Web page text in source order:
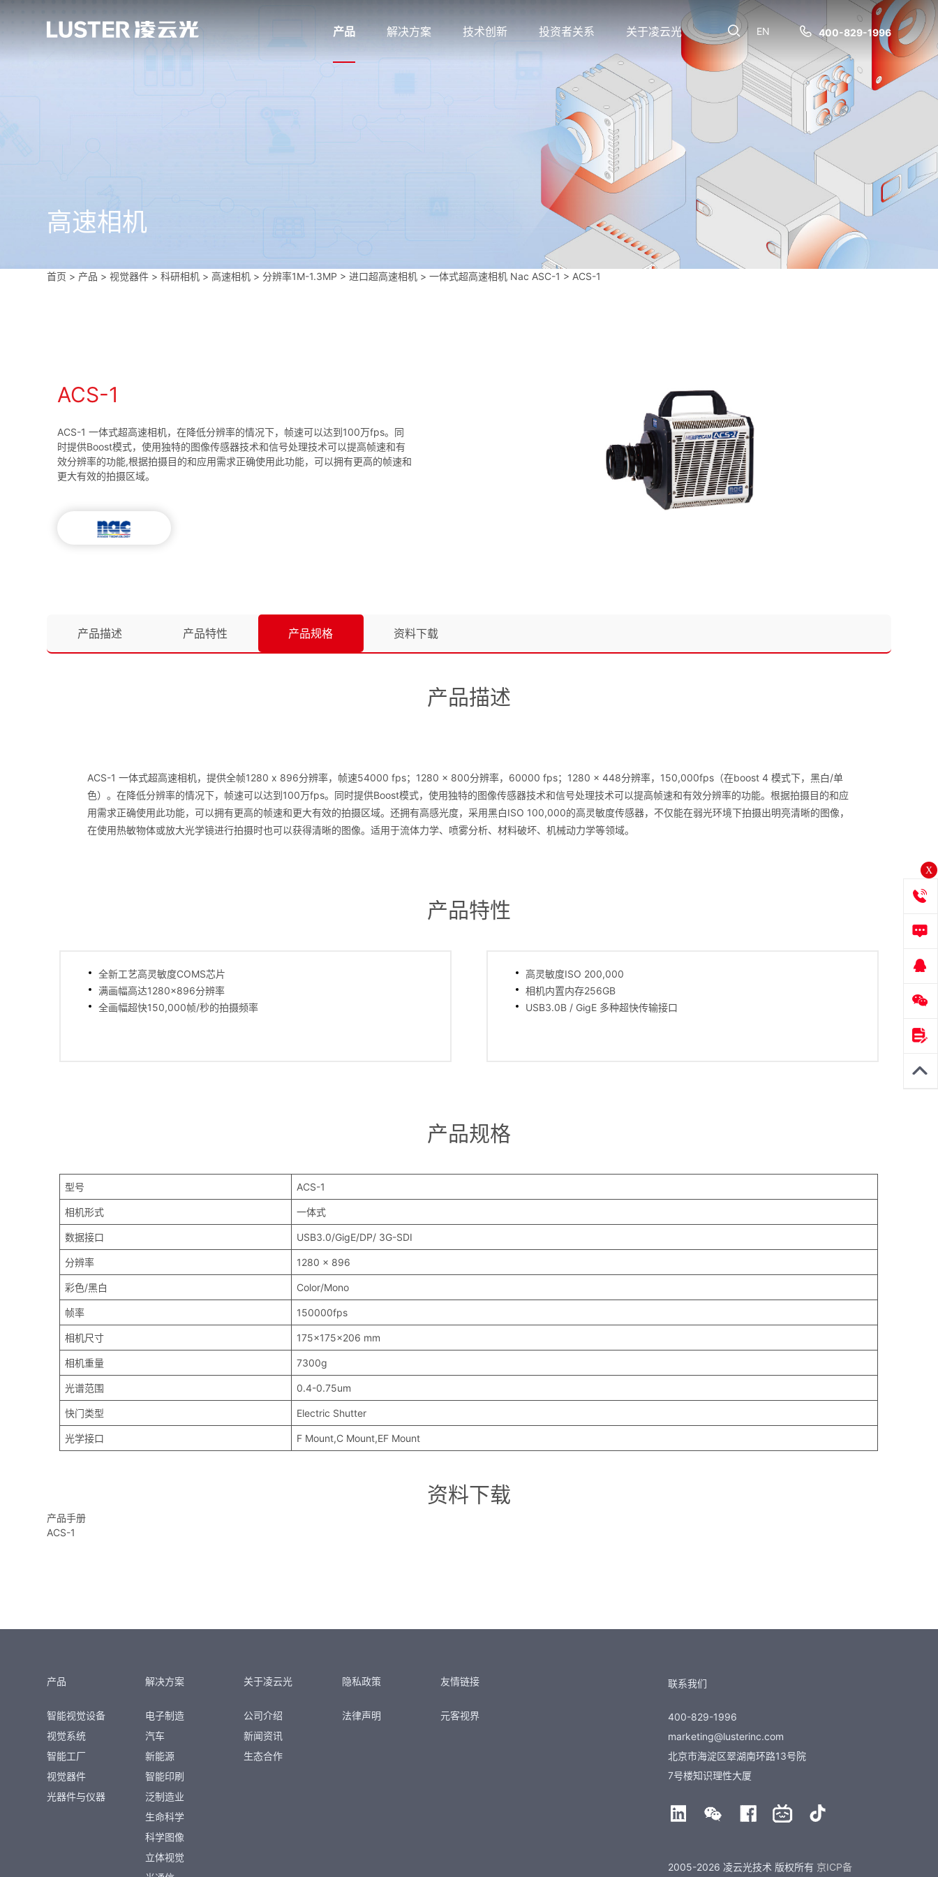
400-829-1996
EN
产品 解决方案 技术创新 投资者关系 关于凌云光
高速相机
首页 > 产品 > 视觉器件 >科研相机 >高速相机 >分辨率1M-1.3MP >进口超高速相机 >一体式超高速相机 Nac ASC-1 > ACS-1
ACS-1
ACS-1 一体式超高速相机，在降低分辨率的情况下，帧速可以达到100万fps。同
时提供Boost模式，使用独特的图像传感器技术和信号处理技术可以提高帧速和有
效分辨率的功能,根据拍摄目的和应用需求正确使用此功能，可以拥有更高的帧速和
更大有效的拍摄区域。
产品描述 产品特性 产品规格 资料下载
产品描述
ACS-1 一体式超高速相机，提供全帧1280 x 896分辨率，帧速54000 fps；1280 x 800分辨率，60000 fps；1280 x 448分辨率，150,000fps（在boost 4 模式下，黑白/单
色）。在降低分辨率的情况下，帧速可以达到100万fps。同时提供Boost模式，使用独特的图像传感器技术和信号处理技术可以提高帧速和有效分辨率的功能。根据拍摄目的和应
用需求正确使用此功能，可以拥有更高的帧速和更大有效的拍摄区域。还拥有高感光度，采用黑白ISO 100,000的高灵敏度传感器，不仅能在弱光环境下拍摄出明亮清晰的图像，
在使用热敏物体或放大光学镜进行拍摄时也可以获得清晰的图像。适用于流体力学、喷雾分析、材料破坏、机械动力学等领域。
产品特性
全新工艺高灵敏度COMS芯片
满画幅高达1280×896分辨率
全画幅超快150,000帧/秒的拍摄频率
高灵敏度ISO 200,000
相机内置内存256GB
USB3.0B / GigE 多种超快传输接口
产品规格
型号 ACS-1
相机形式 一体式
数据接口 USB3.0/GigE/DP/ 3G-SDI
分辨率 1280 x 896
彩色/黑白 Color/Mono
帧率 150000fps
相机尺寸 175x175x206 mm
相机重量 7300g
光谱范围 0.4-0.75um
快门类型 Electric Shutter
光学接口 F Mount,C Mount,EF Mount
资料下载
产品手册
ACS-1
产品
智能视觉设备
视觉系统
智能工厂
视觉器件
光器件与仪器
解决方案
电子制造
汽车
新能源
智能印刷
泛制造业
生命科学
科学图像
立体视觉
关于凌云光
公司介绍
新闻资讯
生态合作
隐私政策
法律声明
友情链接
元客视界
联系我们
400-829-1996
marketing@lusterinc.com
北京市海淀区翠湖南环路13号院
7号楼知识理性大厦
2005-2026 凌云光技术 版权所有 京ICP备
X